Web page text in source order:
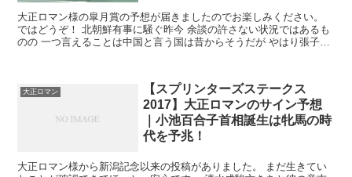
大正ロマン様の皐月賞の予想が届きましたのでお楽しみください。
ではどうぞ！ 北朝鮮有事に騒ぐ昨今 余談の許さない状況ではあるも
のの 一つ言えることは中国と言う国は昔からそうだが やはり張子の
大正ロマン
【スプリンターズステークス
2017】大正ロマンのサイン予想
｜小池百合子首相誕生は牝馬の時
代を予兆！
大正ロマン様から新潟記念以来の投稿がありました。 まだ生きてい